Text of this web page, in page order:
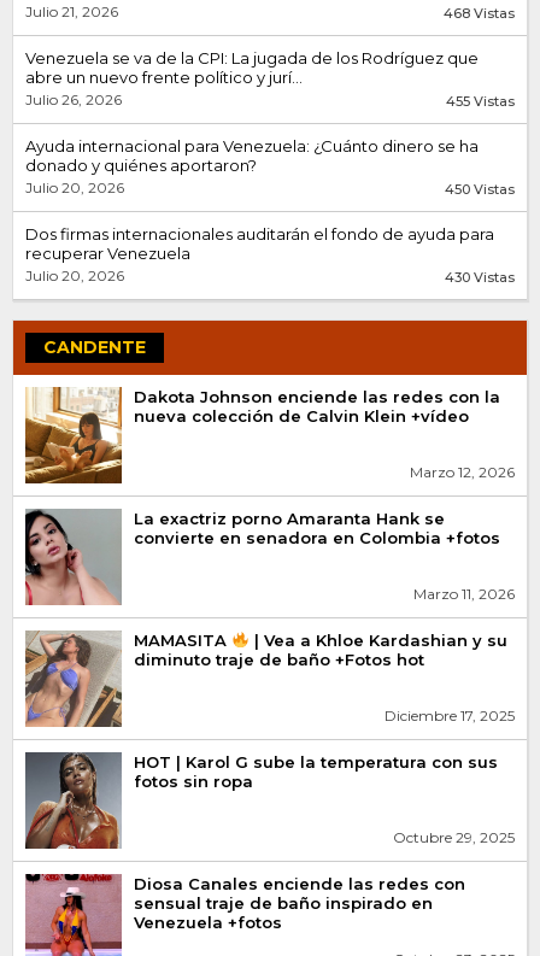
Julio 21, 2026 468 Vistas
Venezuela se va de la CPI: La jugada de los Rodríguez que
abre un nuevo frente político y jurí...
Julio 26, 2026 455 Vistas
Ayuda internacional para Venezuela: ¿Cuánto dinero se ha
donado y quiénes aportaron?
Julio 20, 2026 450 Vistas
Dos firmas internacionales auditarán el fondo de ayuda para
recuperar Venezuela
Julio 20, 2026 430 Vistas
CANDENTE
Dakota Johnson enciende las redes con la
nueva colección de Calvin Klein +vídeo
Marzo 12, 2026
La exactriz porno Amaranta Hank se
convierte en senadora en Colombia +fotos
Marzo 11, 2026
MAMASITA
| Vea a Khloe Kardashian y su
diminuto traje de baño +Fotos hot
Diciembre 17, 2025
HOT | Karol G sube la temperatura con sus
fotos sin ropa
Octubre 29, 2025
Diosa Canales enciende las redes con
sensual traje de baño inspirado en
Venezuela +fotos